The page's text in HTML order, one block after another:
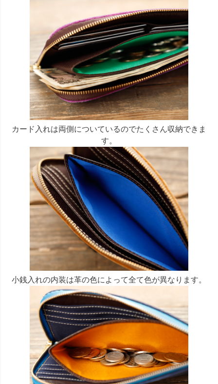
カード入れは両側についているのでたくさん収納できま
す。
小銭入れの内装は革の色によって全て色が異なります。